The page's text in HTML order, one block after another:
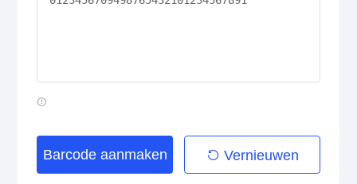
USPS POSTNET
Barcode aanmaken Vernieuwen